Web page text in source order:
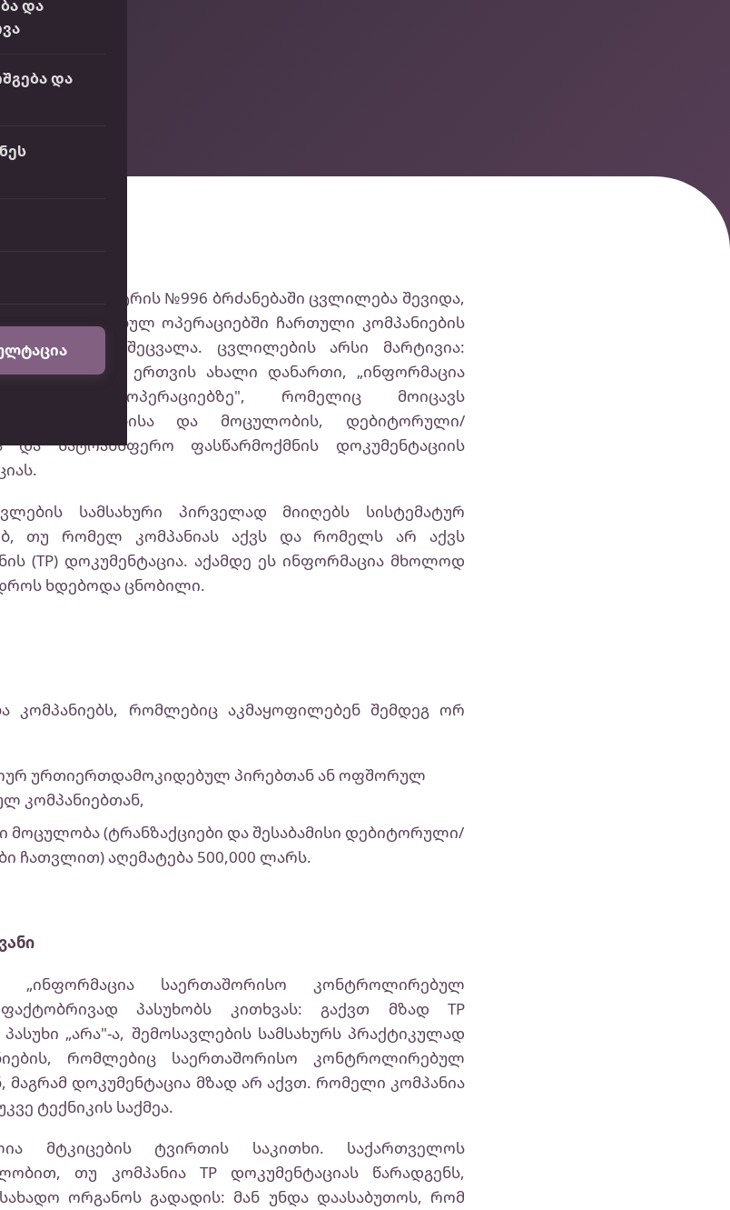
და
და
მინისტრის №996 ბრძანებაში ცვლილება შევიდა,
ოპერაციებში ჩართული კომპანიების
არსებითად შეცვალა. ცვლილების არსი მარტივია:
თან ერთვის ახალი დანართი, „ინფორმაცია
ოპერაციებზე", რომელიც მოიცავს
სახეობისა და მოცულობის, დებიტორული/
და სატრანსფერო ფასწარმოქმნის დოკუმენტაციის
სამსახური პირველად მიიღებს სისტემატურ
თუ რომელ კომპანიას აქვს და რომელს არ აქვს
(TP) დოკუმენტაცია. აქამდე ეს ინფორმაცია მხოლოდ
ხდებოდა ცნობილი.
კომპანიებს, რომლებიც აკმაყოფილებენ შემდეგ ორ
ურთიერთდამოკიდებულ პირებთან ან ოფშორულ
კომპანიებთან,
მოცულობა (ტრანზაქციები და შესაბამისი დებიტორული/
ჩათვლით) აღემატება 500,000 ლარს.
„ინფორმაცია საერთაშორისო კონტროლირებულ
ფაქტობრივად პასუხობს კითხვას: გაქვთ მზად TP
„არა"-ა, შემოსავლების სამსახურს პრაქტიკულად
რომლებიც საერთაშორისო კონტროლირებულ
მაგრამ დოკუმენტაცია მზად არ აქვთ. რომელი კომპანია
ტექნიკის საქმეა.
მტკიცების ტვირთის საკითხი. საქართველოს
თუ კომპანია TP დოკუმენტაციას წარადგენს,
ორგანოს გადადის: მან უნდა დაასაბუთოს, რომ